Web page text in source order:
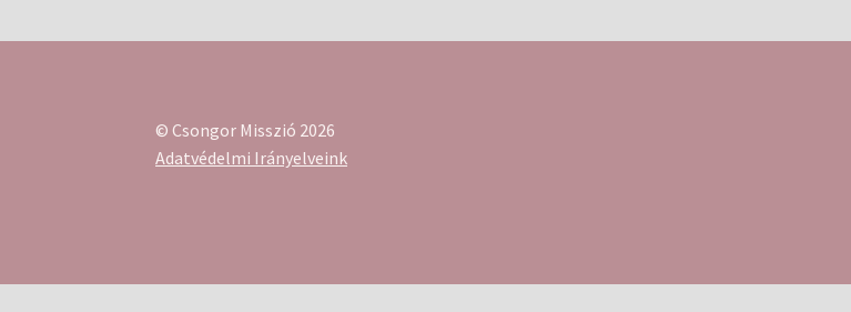
© Csongor Misszió 2026
Adatvédelmi Irányelveink